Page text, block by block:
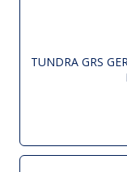
TUNDRA GRS